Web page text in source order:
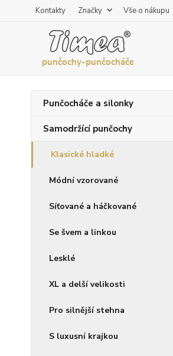
Kontakty Značky Vše o nákupu
Punčocháče a silonky
Samodržící punčochy
Klasické hladké
Módní vzorované
Síťované a háčkované
Se švem a linkou
Lesklé
XL a delší velikosti
Pro silnější stehna
S luxusní krajkou